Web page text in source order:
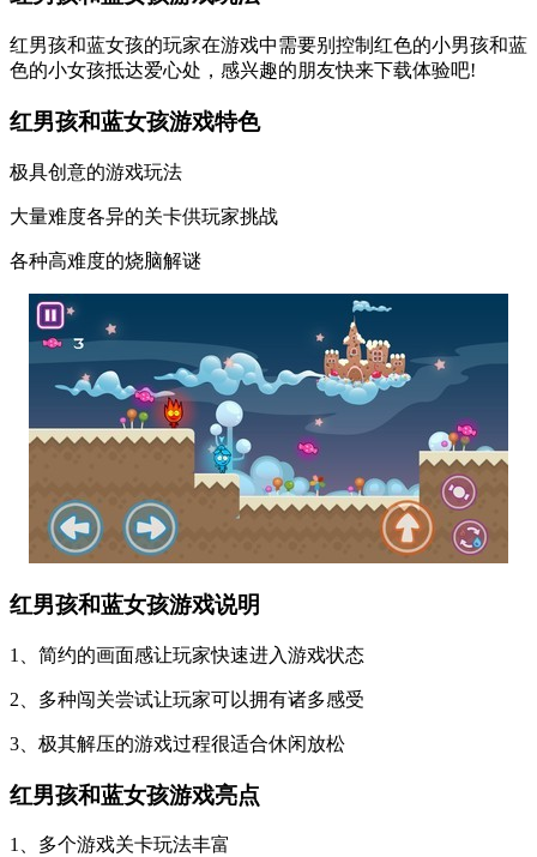
红男孩和蓝女孩的玩家在游戏中需要别控制红色的小男孩和蓝
色的小女孩抵达爱心处，感兴趣的朋友快来下载体验吧!
红男孩和蓝女孩游戏特色
极具创意的游戏玩法
大量难度各异的关卡供玩家挑战
各种高难度的烧脑解谜
红男孩和蓝女孩游戏说明
1、简约的画面感让玩家快速进入游戏状态
2、多种闯关尝试让玩家可以拥有诸多感受
3、极其解压的游戏过程很适合休闲放松
红男孩和蓝女孩游戏亮点
1、多个游戏关卡玩法丰富